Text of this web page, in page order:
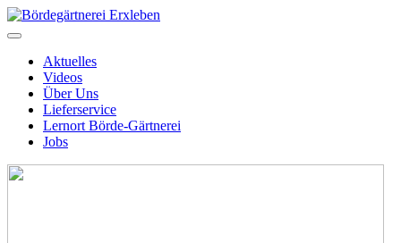
Aktuelles
Videos
Über Uns
Lieferservice
Lernort Börde-Gärtnerei
Jobs